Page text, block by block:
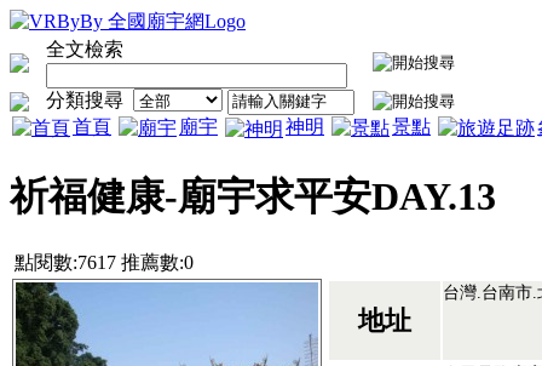
全文檢索
分類搜尋
首頁
廟宇 神明 景點
祈福健康-廟宇求平安DAY.13
點閱數:7617 推薦數:0
地址
台灣.台南市.